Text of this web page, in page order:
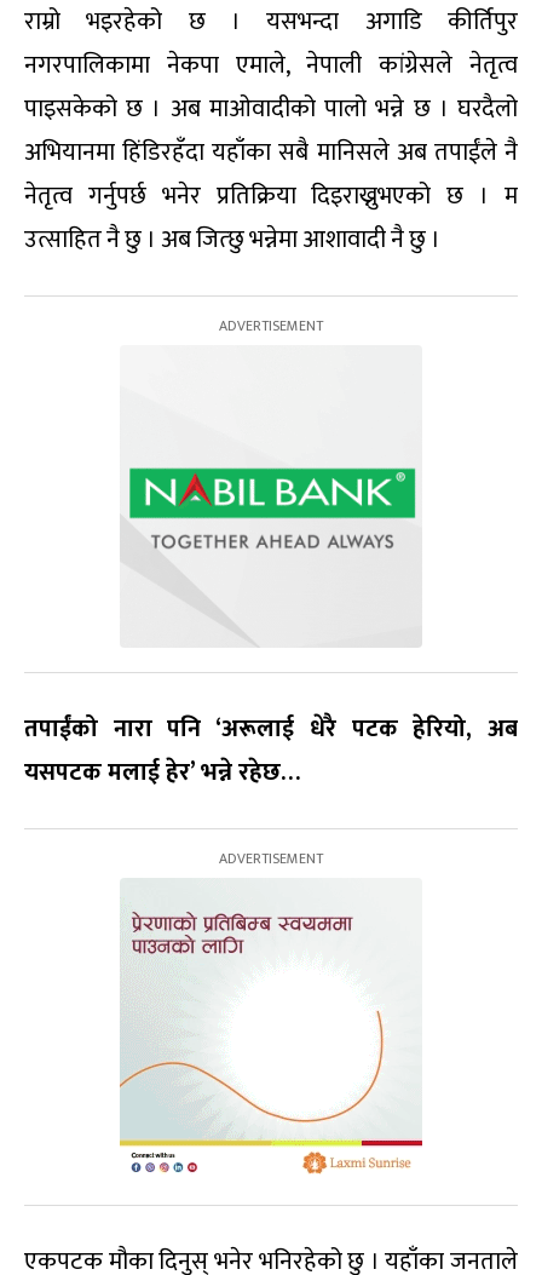
राम्रो भइरहेको छ । यसभन्दा अगाडि कीर्तिपुर
नगरपालिकामा नेकपा एमाले, नेपाली कांग्रेसले नेतृत्व
पाइसकेको छ । अब माओवादीको पालो भन्ने छ । घरदैलो
अभियानमा हिंडिरहँदा यहाँका सबै मानिसले अब तपाईंले नै
नेतृत्व गर्नुपर्छ भनेर प्रतिक्रिया दिइराख्नुभएको छ । म
उत्साहित नै छु । अब जित्छु भन्नेमा आशावादी नै छु ।
तपाईंको नारा पनि ‘अरूलाई धेरै पटक हेरियो, अब
यसपटक मलाई हेर’ भन्ने रहेछ…
एकपटक मौका दिनुस् भनेर भनिरहेको छु । यहाँका जनताले